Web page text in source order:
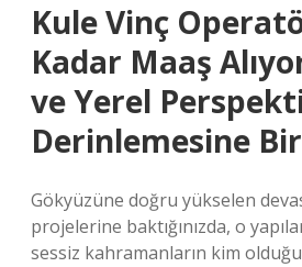
Kule Vinç
Kadar Maaş
ve Yerel
Derinlemesine Bir
Gökyüzüne doğru yükselen
projelerine baktığınızda, o
sessiz kahramanların kim